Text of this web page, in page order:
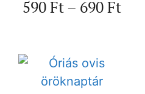
590Ft– 690Ft